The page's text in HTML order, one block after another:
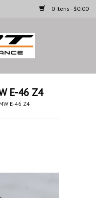
0 Itens - $0.00
E-46 Z4
E-46 Z4